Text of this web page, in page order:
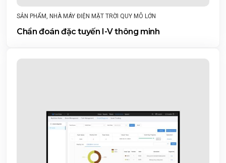
SẢN PHẨM, NHÀ MÁY ĐIỆN MẶT TRỜI QUY MÔ LỚN
Chẩn đoán đặc tuyến I-V thông minh